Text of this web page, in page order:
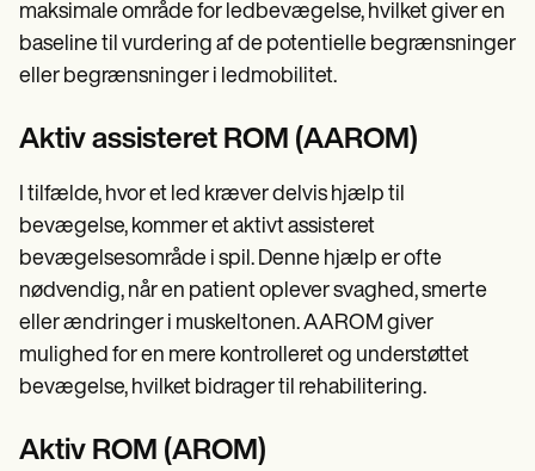
maksimale område for ledbevægelse, hvilket giver en
baseline til vurdering af de potentielle begrænsninger
eller begrænsninger i ledmobilitet.
Aktiv assisteret ROM (AAROM)
I tilfælde, hvor et led kræver delvis hjælp til
bevægelse, kommer et aktivt assisteret
bevægelsesområde i spil. Denne hjælp er ofte
nødvendig, når en patient oplever svaghed, smerte
eller ændringer i muskeltonen. AAROM giver
mulighed for en mere kontrolleret og understøttet
bevægelse, hvilket bidrager til rehabilitering.
Aktiv ROM (AROM)